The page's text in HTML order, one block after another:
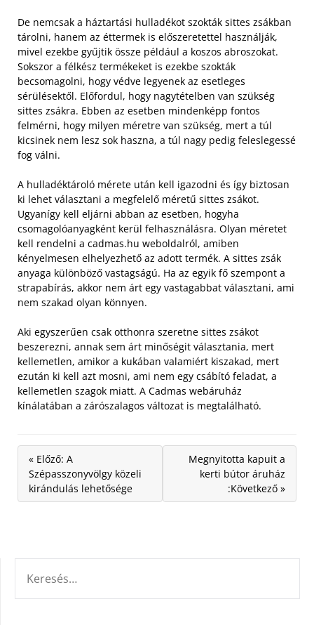
De nemcsak a háztartási hulladékot szokták sittes zsákban
tárolni, hanem az éttermek is előszeretettel használják,
mivel ezekbe gyűjtik össze például a koszos abroszokat.
Sokszor a félkész termékeket is ezekbe szokták
becsomagolni, hogy védve legyenek az esetleges
sérülésektől. Előfordul, hogy nagytételben van szükség
sittes zsákra. Ebben az esetben mindenképp fontos
felmérni, hogy milyen méretre van szükség, mert a túl
kicsinek nem lesz sok haszna, a túl nagy pedig feleslegessé
fog válni.
A hulladéktároló mérete után kell igazodni és így biztosan
ki lehet választani a megfelelő méretű sittes zsákot.
Ugyanígy kell eljárni abban az esetben, hogyha
csomagolóanyagként kerül felhasználásra. Olyan méretet
kell rendelni a cadmas.hu weboldalról, amiben
kényelmesen elhelyezhető az adott termék. A sittes zsák
anyaga különböző vastagságú. Ha az egyik fő szempont a
strapabírás, akkor nem árt egy vastagabbat választani, ami
nem szakad olyan könnyen.
Aki egyszerűen csak otthonra szeretne sittes zsákot
beszerezni, annak sem árt minőségit választania, mert
kellemetlen, amikor a kukában valamiért kiszakad, mert
ezután ki kell azt mosni, ami nem egy csábító feladat, a
kellemetlen szagok miatt. A Cadmas webáruház
kínálatában a zárószalagos változat is megtalálható.
« Előző: A
Szépasszonyvölgy közeli
kirándulás lehetősége
Megnyitotta kapuit a
kerti bútor áruház
:Következő »